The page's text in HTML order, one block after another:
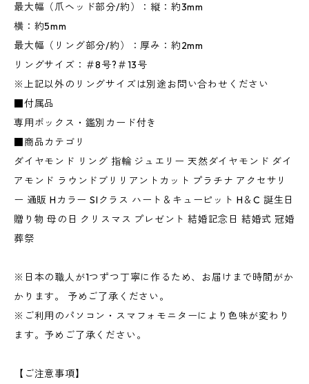
最大幅（爪ヘッド部分/約）：縦：約3mm
横：約5mm
最大幅（リング部分/約）：厚み：約2mm
リングサイズ：＃8号?＃13号
※上記以外のリングサイズは別途お問い合わせください
■付属品
専用ボックス・鑑別カード付き
■商品カテゴリ
ダイヤモンド リング 指輪 ジュエリー 天然ダイヤモンド ダイ
アモンド ラウンドブリリアントカット プラチナ アクセサリ
ー 通販 Hカラー SIクラス ハート＆キューピット H＆C 誕生日
贈り物 母の日 クリスマス プレゼント 結婚記念日 結婚式 冠婚
葬祭
※日本の職人が1つずつ丁寧に作るため、お届けまで時間がか
かります。 予めご了承ください。
※ご利用のパソコン・スマフォモニターにより色味が変わり
ます。予めご了承ください。
【ご注意事項】